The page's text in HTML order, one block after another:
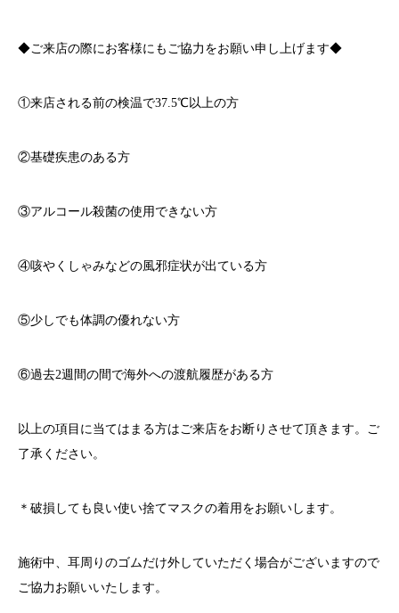
◆ご来店の際にお客様にもご協力をお願い申し上げます◆
①来店される前の検温で37.5℃以上の方
②基礎疾患のある方
③アルコール殺菌の使用できない方
④咳やくしゃみなどの風邪症状が出ている方
⑤少しでも体調の優れない方
⑥過去2週間の間で海外への渡航履歴がある方
以上の項目に当てはまる方はご来店をお断りさせて頂きます。ご
了承ください。
＊破損しても良い使い捨てマスクの着用をお願いします。
施術中、耳周りのゴムだけ外していただく場合がございますので
ご協力お願いいたします。